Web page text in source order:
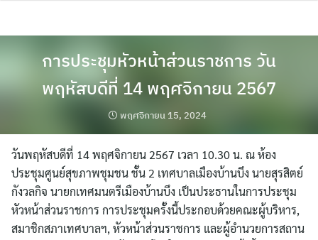
การประชุมหัวหน้าส่วนราชการ วัน
พฤหัสบดีที่ 14 พฤศจิกายน 2567
พฤศจิกายน 15, 2024
วันพฤหัสบดีที่ 14 พฤศจิกายน 2567 เวลา 10.30 น. ณ ห้อง
ประชุมศูนย์สุขภาพชุมชน ชั้น 2 เทศบาลเมืองบ้านบึง นายสุรสิตย์
กังวลกิจ นายกเทศมนตรีเมืองบ้านบึง เป็นประธานในการประชุม
หัวหน้าส่วนราชการ การประชุมครั้งนี้ประกอบด้วยคณะผู้บริหาร,
สมาชิกสภาเทศบาลฯ, หัวหน้าส่วนราชการ และผู้อำนวยการสถาน